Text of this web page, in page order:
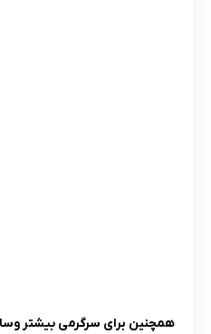
همچنین برای سرگرمی بیشتر